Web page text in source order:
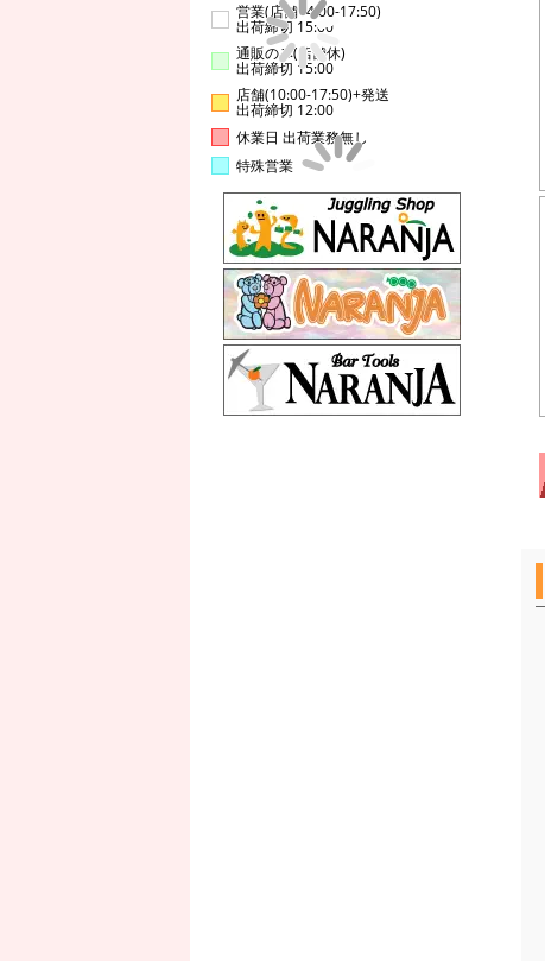
営業(店舗14:00-17:50)
出荷締切 15:00
通販のみ(店舗休)
出荷締切 15:00
店舗(10:00-17:50)+発送
出荷締切 12:00
休業日 出荷業務無し
特殊営業